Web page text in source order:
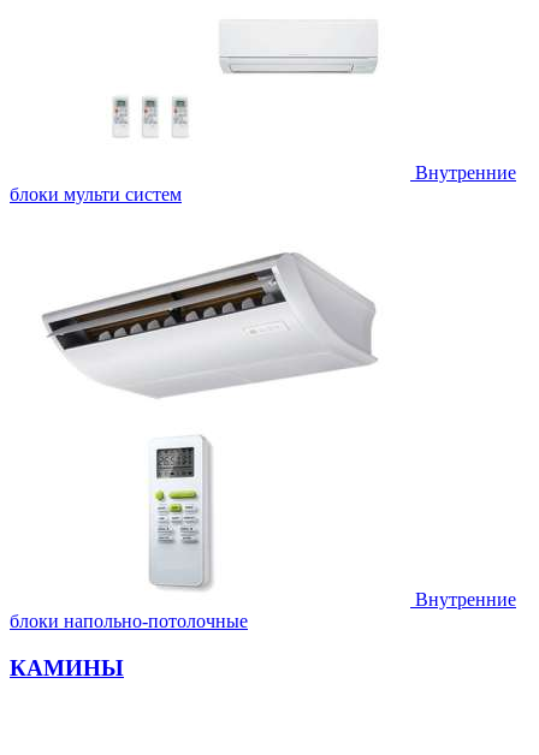
Внутренние
блоки мульти систем
Внутренние
блоки напольно-потолочные
КАМИНЫ